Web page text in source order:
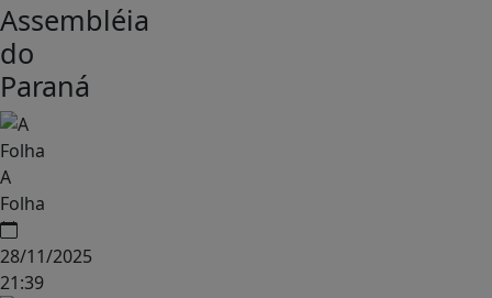
Assembléia
do
Paraná
A
Folha
28/11/2025
21:39